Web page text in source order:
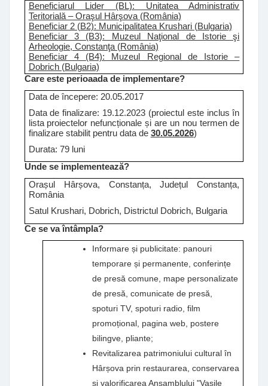
Beneficiarul Lider (BL): Unitatea Administrativ
Teritorială – Oraşul Hârşova (România)
Beneficiar 2 (B2): Municipalitatea Krushari (Bulgaria)
Beneficiar 3 (B3): Muzeul Naţional de Istorie şi
Arheologie, Constanţa (România)
Beneficiar 4 (B4): Muzeul Regional de Istorie –
Dobrich (Bulgaria)
Care este perioaada de implementare?
Data de începere: 20.05.2017
Data de finalizare: 19.12.2023 (proiectul este inclus în
lista proiectelor nefuncționale și are un nou termen de
finalizare stabilit pentru data de 30.05.2026)
Durata: 79 luni
Unde se implementează?
Orașul Hârșova, Constanța, Județul Constanța,
România
Satul Krushari, Dobrich, Districtul Dobrich, Bulgaria
Ce se va întâmpla?
Informare și publicitate: panouri
temporare și permanente, conferințe
de presă comune, mape personalizate
de presă, comunicate de presă,
spoturi TV, spoturi radio, film
promoțional, pagina web, postere
bilingve, pliante;
Revitalizarea patrimoniului cultural în
Hârșova prin restaurarea, conservarea
și valorificarea Ansamblului "Vasile